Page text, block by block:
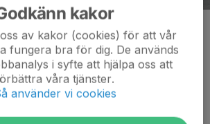
kakor
av kakor (cookies) för att vår
fungera bra för dig. De används
i syfte att hjälpa oss att
våra tjänster.
använder vi cookies